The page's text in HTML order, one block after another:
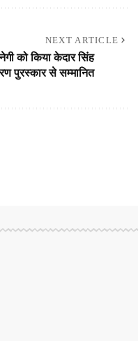
NEXT ARTICLE
को किया केदार सिंह
पुरस्कार से सम्मानित